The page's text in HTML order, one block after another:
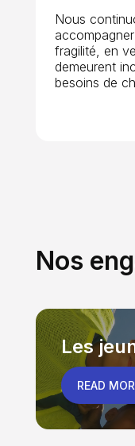
Nous
fragilité, en
demeurent
besoins de
Nos
Les
READ